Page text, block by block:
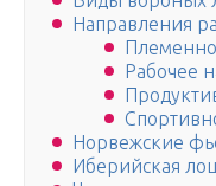
Направления
Рабочее
Норвежские
Иберийская